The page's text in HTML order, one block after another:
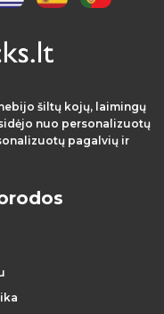
šiltų kojų, laimingų
nuo personalizuotų
pagalvių ir